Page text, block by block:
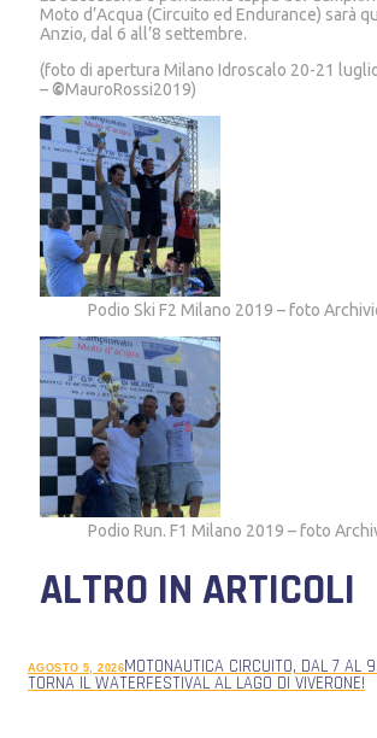
Moto d’Acqua (Circuito ed Endurance) sarà
Anzio, dal 6 all’8 settembre.
(foto di apertura Milano Idroscalo 20-21
– ©MauroRossi2019)
Podio Ski F2 Milano 2019 – foto
Podio Run. F1 Milano 2019 – foto
ALTRO IN ARTICOLI
AGOSTO 5, 2026MOTONAUTICA CIRCUITO, DAL 7 AL
TORNA IL WATERFESTIVAL AL LAGO DI VIVERONE!